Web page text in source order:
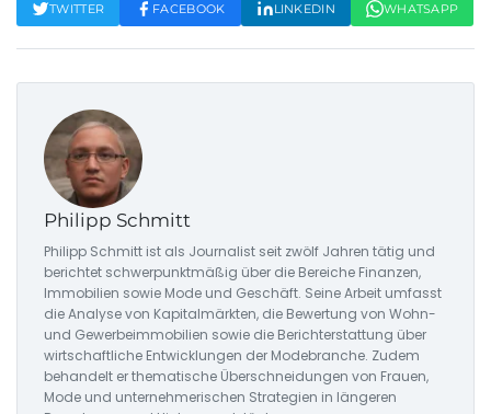
TWITTER FACEBOOK LINKEDIN WHATSAPP
Philipp Schmitt
Philipp Schmitt ist als Journalist seit zwölf Jahren tätig und
berichtet schwerpunktmäßig über die Bereiche Finanzen,
Immobilien sowie Mode und Geschäft. Seine Arbeit umfasst
die Analyse von Kapitalmärkten, die Bewertung von Wohn-
und Gewerbeimmobilien sowie die Berichterstattung über
wirtschaftliche Entwicklungen der Modebranche. Zudem
behandelt er thematische Überschneidungen von Frauen,
Mode und unternehmerischen Strategien in längeren